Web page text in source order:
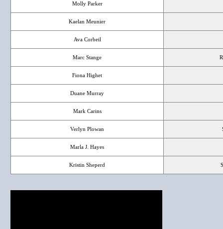
Molly Parker
Kaelan Meunier
Ava Corbeil
Marc Stange
Fiona Highet
Duane Murray
Mark Carins
Verlyn Plowan
Marla J. Hayes
Kristin Sheperd